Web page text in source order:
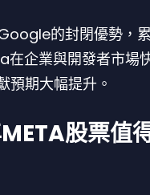
的封閉優勢，
企業與開發者市場
預期大幅提升。
股票值